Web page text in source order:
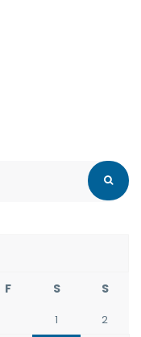
F S S
1
2